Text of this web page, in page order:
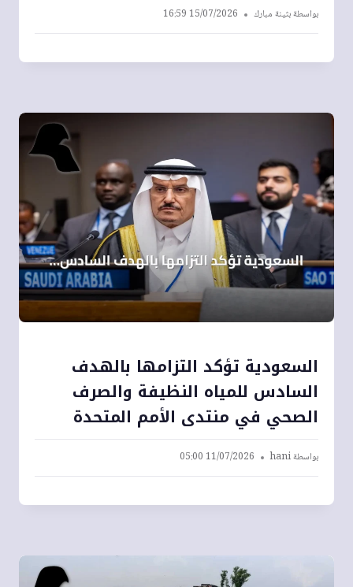
بواسطةبثينة مبارك 15/07/2026 16:59
السعودية تؤكد التزامها بالهدف
السادس للمياه النظيفة والصرف
الصحي في منتدى الأمم المتحدة
بواسطةhani
11/07/2026 05:00